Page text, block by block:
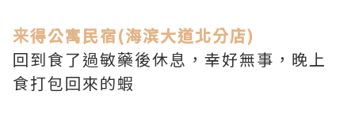
来得公寓民宿(海滨大道北分店)
回到食了過敏藥後休息，幸好無事，晚上
食打包回來的蝦